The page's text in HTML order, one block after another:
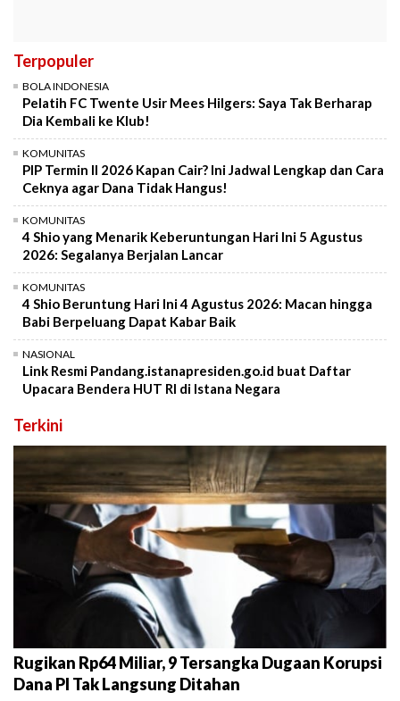
Terpopuler
BOLA INDONESIA
Pelatih FC Twente Usir Mees Hilgers: Saya Tak Berharap
Dia Kembali ke Klub!
KOMUNITAS
PIP Termin II 2026 Kapan Cair? Ini Jadwal Lengkap dan Cara
Ceknya agar Dana Tidak Hangus!
KOMUNITAS
4 Shio yang Menarik Keberuntungan Hari Ini 5 Agustus
2026: Segalanya Berjalan Lancar
KOMUNITAS
4 Shio Beruntung Hari Ini 4 Agustus 2026: Macan hingga
Babi Berpeluang Dapat Kabar Baik
NASIONAL
Link Resmi Pandang.istanapresiden.go.id buat Daftar
Upacara Bendera HUT RI di Istana Negara
Terkini
Rugikan Rp64 Miliar, 9 Tersangka Dugaan Korupsi
Dana PI Tak Langsung Ditahan